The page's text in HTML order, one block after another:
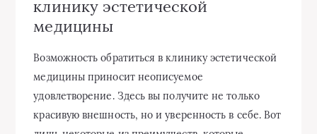
клинику эстетической
медицины
Возможность обратиться в клинику эстетической
медицины приносит неописуемое
удовлетворение. Здесь вы получите не только
красивую внешность, но и уверенность в себе. Вот